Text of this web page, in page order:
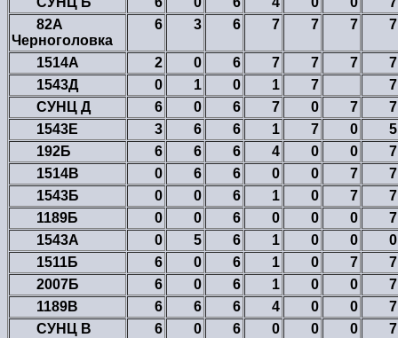
82А
Черноголовка
6 3 6 7 7 7 7
1514А 2 0 6 7 7 7
7
1543Д
0 1 0 1 7
7
СУНЦ Д
6 0 6 7 0 7
7
1543Е
3 6 6 1 7 0
5
192Б
6 6 6 4 0 0
7
1514В
0 6 6 0 0 7
7
1543Б
0 0 6 1 0 7
7
1189Б
0 0 6 0 0 0
7
1543А
0 5 6 1 0 0
0
1511Б
6 0 6 1 0 7
7
2007Б
6 0 6 1 0 0
7
1189В
6 6 6 4 0 0
7
СУНЦ В
6 0 6 0 0 0
7